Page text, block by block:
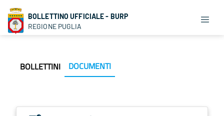
BOLLETTINO UFFICIALE - BURP
REGIONE PUGLIA
BOLLETTINI DOCUMENTI